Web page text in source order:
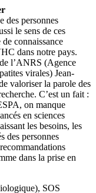
des personnes
le sens de ces
connaissance
dans notre pays.
l’ANRS (Agence
virales) Jean-
valoriser la parole des
C’est un fait :
on manque
en sciences
les besoins, les
des personnes
dans la prise en
SOS